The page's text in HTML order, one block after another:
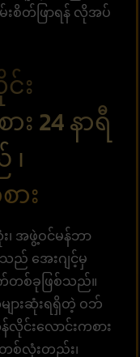
မ်းစိတ်ဖြာရန် လိုအပ်
း
24 နာရီ
း
၊ အဖွဲ့ဝင်မန်ဘာ
ည် အေးဂျင့်မှ
ခုဖြစ်သည်။
ျားဆုံးရရှိတဲ့ ဝဘ်
လိုင်းလောင်းကစား
စ်လုံးတည်း၊